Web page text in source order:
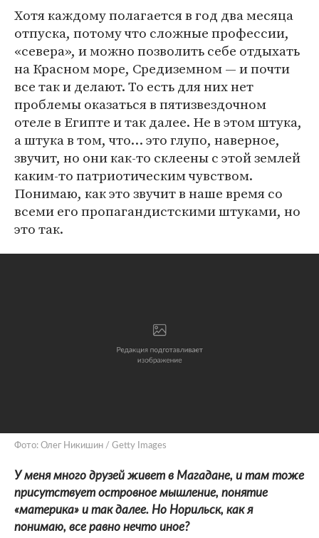
Хотя каждому полагается в год два месяца
отпуска, потому что сложные профессии,
«севера», и можно позволить себе отдыхать
на Красном море, Средиземном — и почти
все так и делают. То есть для них нет
проблемы оказаться в пятизвездочном
отеле в Египте и так далее. Не в этом штука,
а штука в том, что… это глупо, наверное,
звучит, но они как-то склеены с этой землей
каким-то патриотическим чувством.
Понимаю, как это звучит в наше время со
всеми его пропагандистскими штуками, но
это так.
Фото: Олег Никишин / Getty Images
У меня много друзей живет в Магадане, и там тоже
присутствует островное мышление, понятие
«материка» и так далее. Но Норильск, как я
понимаю, все равно нечто иное?